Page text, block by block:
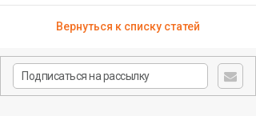
Вернуться к списку статей